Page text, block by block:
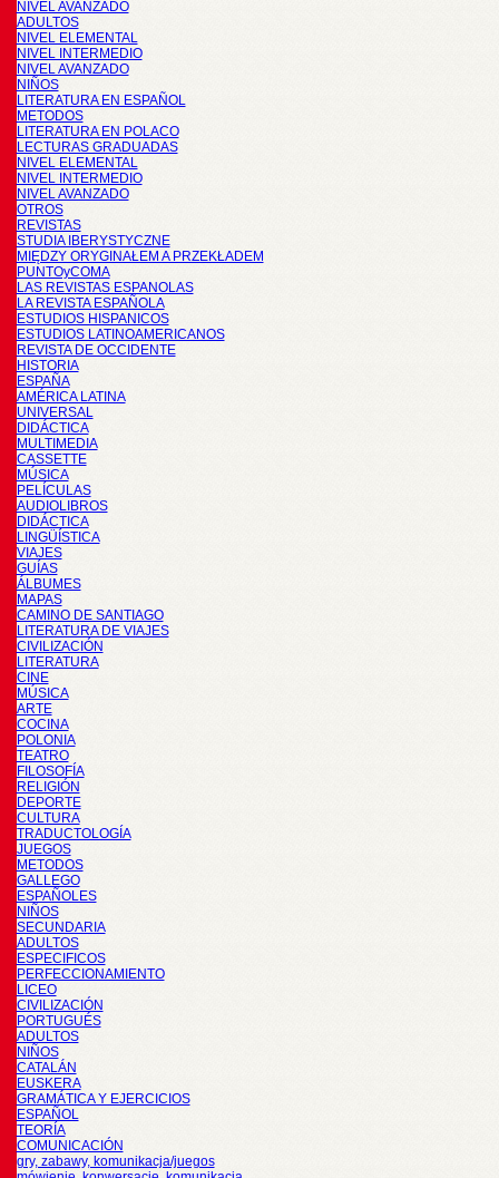
NIVEL AVANZADO
ADULTOS
NIVEL ELEMENTAL
NIVEL INTERMEDIO
NIVEL AVANZADO
NIÑOS
LITERATURA EN ESPAÑOL
METODOS
LITERATURA EN POLACO
LECTURAS GRADUADAS
NIVEL ELEMENTAL
NIVEL INTERMEDIO
NIVEL AVANZADO
OTROS
REVISTAS
STUDIA IBERYSTYCZNE
MIĘDZY ORYGINAŁEM A PRZEKŁADEM
PUNTOyCOMA
LAS REVISTAS ESPANOLAS
LA REVISTA ESPAÑOLA
ESTUDIOS HISPANICOS
ESTUDIOS LATINOAMERICANOS
REVISTA DE OCCIDENTE
HISTORIA
ESPAÑA
AMÉRICA LATINA
UNIVERSAL
DIDÁCTICA
MULTIMEDIA
CASSETTE
MÚSICA
PELÍCULAS
AUDIOLIBROS
DIDÁCTICA
LINGÜÍSTICA
VIAJES
GUÍAS
ÁLBUMES
MAPAS
CAMINO DE SANTIAGO
LITERATURA DE VIAJES
CIVILIZACIÓN
LITERATURA
CINE
MÚSICA
ARTE
COCINA
POLONIA
TEATRO
FILOSOFÍA
RELIGIÓN
DEPORTE
CULTURA
TRADUCTOLOGÍA
JUEGOS
METODOS
GALLEGO
ESPAÑOLES
NIÑOS
SECUNDARIA
ADULTOS
ESPECIFICOS
PERFECCIONAMIENTO
LICEO
CIVILIZACIÓN
PORTUGUÉS
ADULTOS
NIÑOS
CATALÁN
EUSKERA
GRAMÁTICA Y EJERCICIOS
ESPAÑOL
TEORÍA
COMUNICACIÓN
gry, zabawy, komunikacja/juegos